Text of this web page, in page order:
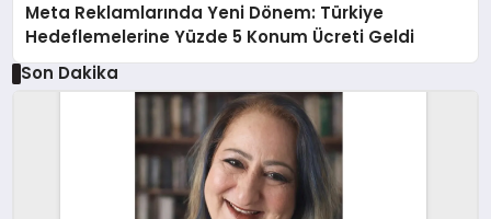
Meta Reklamlarında Yeni Dönem: Türkiye
Hedeflemelerine Yüzde 5 Konum Ücreti Geldi
Son Dakika